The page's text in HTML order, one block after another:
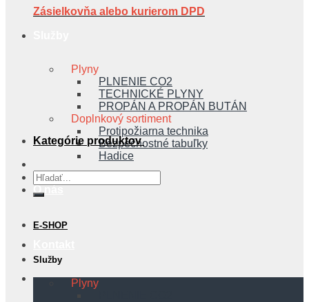
Plyny
PLNENIE CO2
TECHNICKÉ PLYNY
PROPÁN A PROPÁN BUTÁN
Doplnkový sortiment
Protipožiarna technika
Bezpečnostné tabuľky
Hadice
Zásielkovňa alebo kurierom DPD
Kategórie produktov
Hľadať:
E-SHOP
Služby
Plyny